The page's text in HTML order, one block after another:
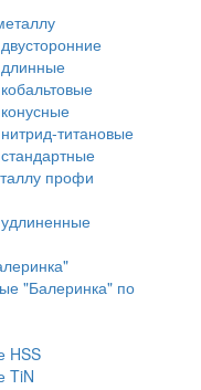
титановые
профи
"Балеринка" по
HSS
TiN